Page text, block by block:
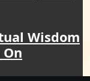
Wisdom